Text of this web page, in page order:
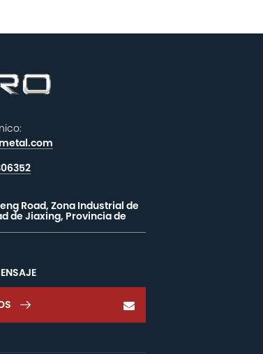
Road, Zona Industrial de
de Jiaxing, Provincia de
